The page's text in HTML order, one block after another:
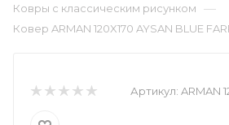
Ковры с классическим рисунком —
Ковер ARMAN 120X170 AYSAN BLUE
Артикул: ARMAN